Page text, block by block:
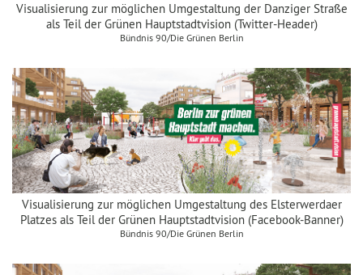
Visualisierung zur möglichen Umgestaltung der Danziger Straße
als Teil der Grünen Hauptstadtvision (Twitter-Header)
Bündnis 90/Die Grünen Berlin
Visualisierung zur möglichen Umgestaltung des Elsterwerdaer
Platzes als Teil der Grünen Hauptstadtvision (Facebook-Banner)
Bündnis 90/Die Grünen Berlin